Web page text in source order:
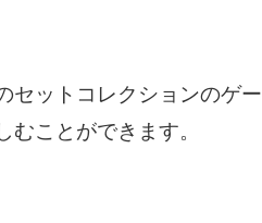
セットコレクションのゲー
むことができます。